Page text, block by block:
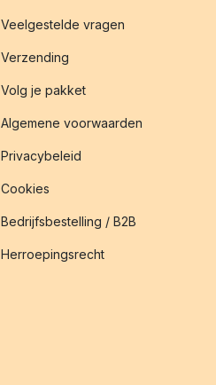
Veelgestelde vragen
Verzending
Volg je pakket
Algemene voorwaarden
Privacybeleid
Cookies
Bedrijfsbestelling / B2B
Herroepingsrecht